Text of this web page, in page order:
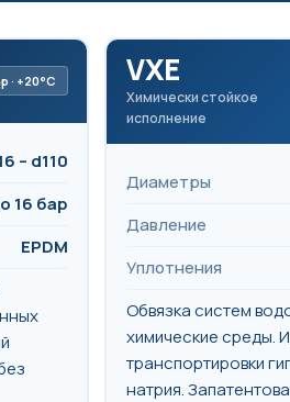
· +20°C
– d110
16 бар
EPDM
VXE
Химически стойкое
исполнение
Диаметры
Давление
Уплотнения
Обвязка систем
химические среды.
транспортировки
натрия.